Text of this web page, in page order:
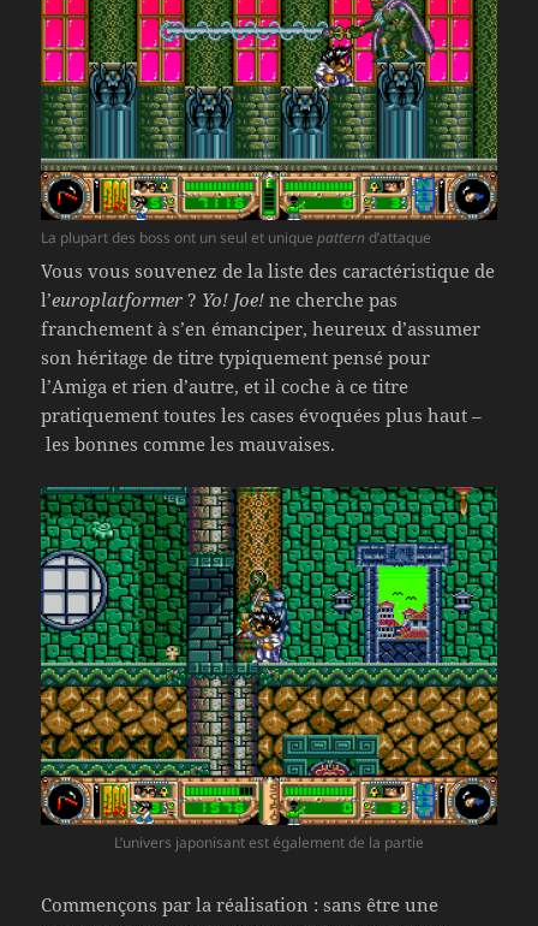
La plupart des boss ont un seul et uniquepattern d’attaque
Vous vous souvenez de la liste des caractéristique de
l’europlatformer ? Yo! Joe! ne cherche pas
franchement à s’en émanciper, heureux d’assumer
son héritage de titre typiquement pensé pour
l’Amiga et rien d’autre, et il coche à ce titre
pratiquement toutes les cases évoquées plus haut –
les bonnes comme les mauvaises.
L’univers japonisant est également de la partie
Commençons par la réalisation : sans être une